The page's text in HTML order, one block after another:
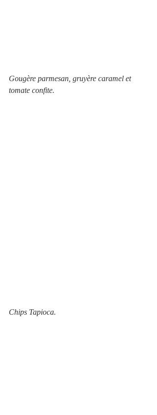
Gougère parmesan, gruyère caramel et
tomate confite.
Chips Tapioca.